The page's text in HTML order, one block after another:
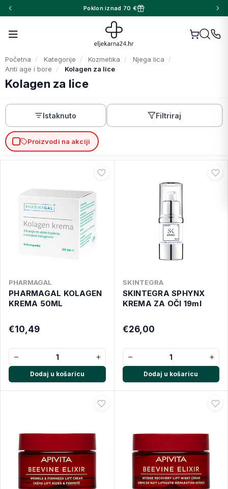
Poklon iznad 70 €
Početna Kategorije Kozmetika
Njega lica
Anti age i bore
Kolagen za lice
Kolagen za lice
Istaknuto Filtriraj
Proizvodi na akciji
PHARMAGAL
PHARMAGAL KOLAGEN
KREMA 50ML
€10,49
− +
Dodaj u košaricu
SKINTEGRA
SKINTEGRA SPHYNX
KREMA ZA OČI 19ml
€26,00
− +
Dodaj u košaricu